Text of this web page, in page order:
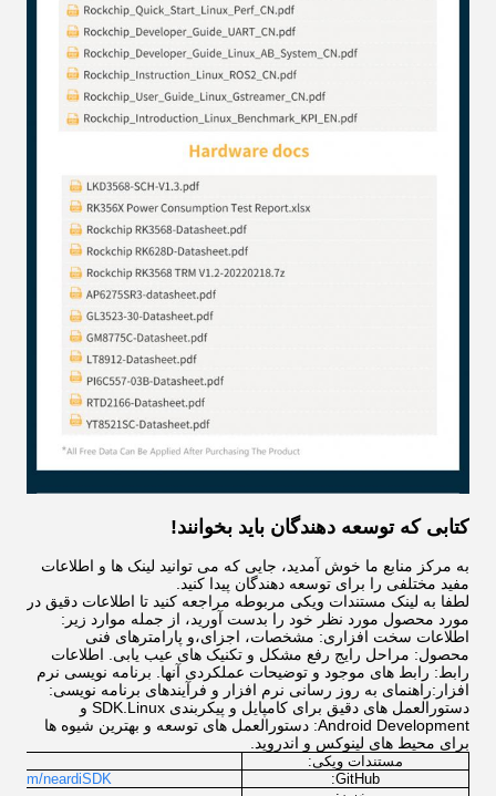
کتابی که توسعه دهندگان باید بخوانند!
به مرکز منابع ما خوش آمدید، جایی که می توانید لینک ها و اطلاعات
مفید مختلفی را برای توسعه دهندگان پیدا کنید.
لطفا به لینک مستندات ویکی مربوطه مراجعه کنید تا اطلاعات دقیق در
مورد محصول مورد نظر خود را بدست آورید، از جمله موارد زیر:
اطلاعات سخت افزاری: مشخصات، اجزای،و پارامترهای فنی
محصول: مراحل رایج رفع مشکل و تکنیک های عیب یابی. اطلاعات
رابط: رابط های موجود و توضیحات عملکردی آنها. برنامه نویسی نرم
افزار:راهنمای به روز رسانی نرم افزار و فرآیندهای برنامه نویسی:
دستورالعمل های دقیق برای کامپایل و پیکربندی SDK.Linux و
Android Development: دستورالعمل های توسعه و بهترین شیوه ها
برای محیط های لینوکس و اندروید.
مستندات ویکی:
GitHub:
neardiSDK